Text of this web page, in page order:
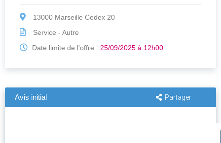
13000 Marseille Cedex 20
Service - Autre
Date limite de l'offre : 25/09/2025 à 12h00
Avis initial Partager